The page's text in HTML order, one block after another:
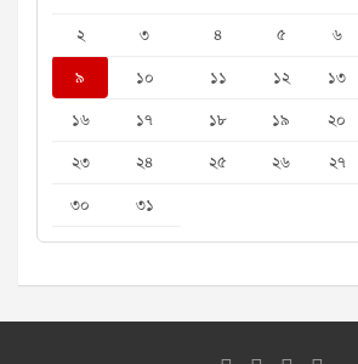
২
৩ ৪ ৫ ৬
৯
১০ ১১ ১২ ১৩
১৬
১৭ ১৮ ১৯ ২০
২৩
২৪ ২৫ ২৬ ২৭
৩০
৩১